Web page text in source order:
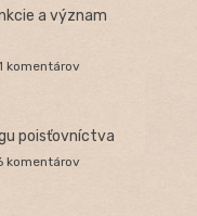
a význam
komentárov
poisťovníctva
komentárov